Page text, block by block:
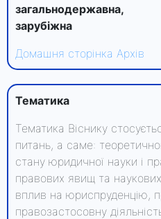
загальнодержавна,
зарубіжна
Домашня сторінка Архів
Тематика
Тематика Віснику
питань, а саме:
стану юридичної науки і
правових явищ та
вплив на юриспруденцію,
правозастосовну